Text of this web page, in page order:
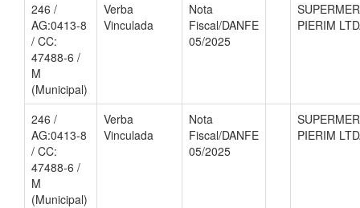
246 /
AG:0413-8
/ CC:
47488-6 /
M
(Municipal)
Verba
Vinculada
Nota
Fiscal/DANFE
05/2025
PIERIM
246 /
AG:0413-8
/ CC:
47488-6 /
M
(Municipal)
Verba
Vinculada
Nota
Fiscal/DANFE
05/2025
PIERIM